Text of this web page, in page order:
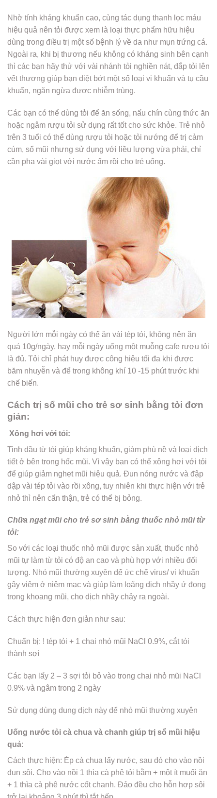
Nhờ tính kháng khuẩn cao, cùng tác dụng thanh lọc máu
hiệu quả nên tỏi được xem là loại thực phẩm hữu hiệu
dùng trong điều trị một số bệnh lý về da như mụn trứng cá.
Ngoài ra, khi bị thương nếu không có kháng sinh bên cạnh
thì các bạn hãy thử với vài nhánh tỏi nghiền nát, đắp tỏi lên
vết thương giúp bạn diệt bớt một số loại vi khuẩn và tụ cầu
khuẩn, ngăn ngừa được nhiễm trùng.
Các bạn có thể dùng tỏi để ăn sống, nấu chín cùng thức ăn
hoặc ngâm rượu tỏi sử dụng rất tốt cho sức khỏe. Trẻ nhỏ
trên 3 tuổi có thể dùng rượu tỏi hoặc tỏi nướng để trị cảm
cúm, sổ mũi nhưng sử dụng với liều lượng vừa phải, chỉ
cần pha vài giọt với nước ấm rồi cho trẻ uống.
Người lớn mỗi ngày có thể ăn vài tép tỏi, không nên ăn
quá 10g/ngày, hay mỗi ngày uống một muỗng cafe rượu tỏi
là đủ. Tỏi chỉ phát huy được công hiệu tối đa khi được
băm nhuyễn và để trong không khí 10 -15 phút trước khi
chế biến.
Cách trị sổ mũi cho trẻ sơ sinh bằng tỏi đơn
giản:
Xông hơi với tỏi:
Tinh dầu từ tỏi giúp kháng khuẩn, giảm phù nề và loại dịch
tiết ở bên trong hốc mũi. Vì vậy bạn có thể xông hơi với tỏi
để giúp giảm nghẹt mũi hiệu quả. Đun nóng nước và đập
dập vài tép tỏi vào rồi xông, tuy nhiên khi thực hiện với trẻ
nhỏ thì nên cẩn thận, trẻ có thể bị bỏng.
Chữa ngạt mũi cho trẻ sơ sinh bằng thuốc nhỏ mũi từ
tỏi:
So với các loại thuốc nhỏ mũi được sản xuất, thuốc nhỏ
mũi tự làm từ tỏi có độ an cao và phù hợp với nhiều đối
tượng. Nhỏ mũi thường xuyên để ức chế virus/ vi khuẩn
gây viêm ở niêm mạc và giúp làm loãng dịch nhầy ứ đọng
trong khoang mũi, cho dịch nhầy chảy ra ngoài.
Cách thực hiện đơn giản như sau:
Chuẩn bị: ! tép tỏi + 1 chai nhỏ mũi NaCl 0.9%, cắt tỏi
thành sợi
Các bạn lấy 2 – 3 sợi tỏi bỏ vào trong chai nhỏ mũi NaCl
0.9% và ngâm trong 2 ngày
Sử dụng dùng dung dịch này để nhỏ mũi thường xuyên
Uống nước tỏi cà chua và chanh giúp trị sổ mũi hiệu
quả:
Cách thực hiện: Ép cà chua lấy nước, sau đó cho vào nồi
đun sôi. Cho vào nồi 1 thìa cà phê tỏi bằm + một ít muối ăn
+ 1 thìa cà phê nước cốt chanh. Đảo đều cho hỗn hợp sôi